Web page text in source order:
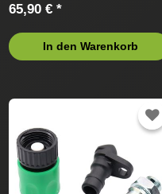
65,90 € *
In den Warenkorb